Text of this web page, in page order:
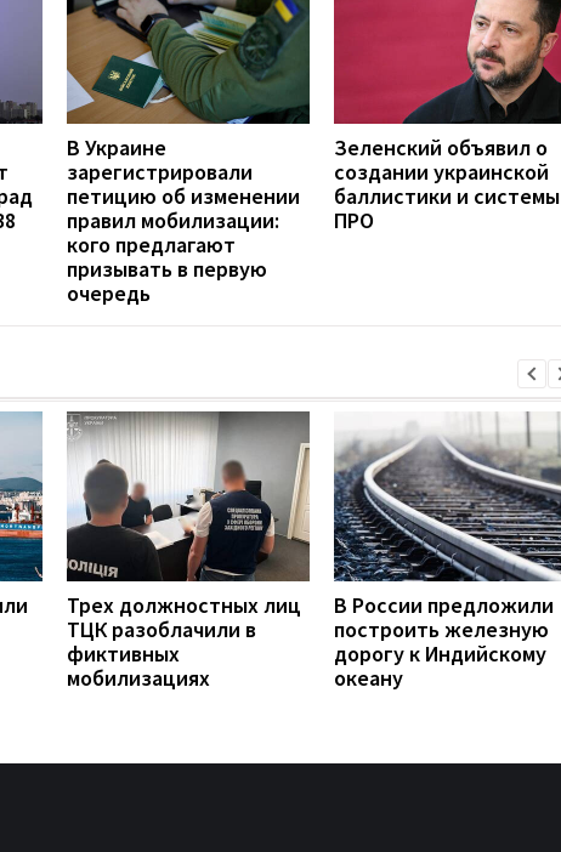
В Украине
зарегистрировали
петицию об изменении
правил мобилизации:
кого предлагают
призывать в первую
очередь
Зеленский объявил о
создании украинской
баллистики и системы
ПРО
Трех должностных лиц
ТЦК разоблачили в
фиктивных
мобилизациях
В России предложили
построить железную
дорогу к Индийскому
океану